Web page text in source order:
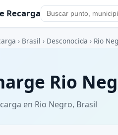
Recarga
› Brasil › Desconocida › Rio
Rio
en Rio Negro, Brasil